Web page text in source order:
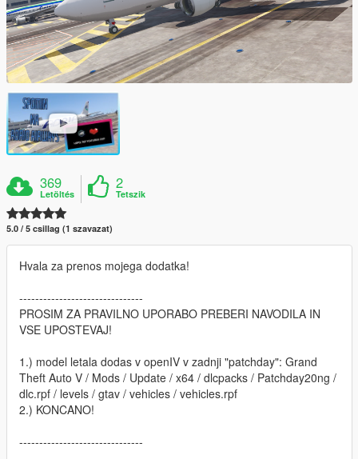
369
Letöltés
2
Tetszik
5.0 / 5 csillag (1 szavazat)
Hvala za prenos mojega dodatka!
-------------------------------
PROSIM ZA PRAVILNO UPORABO PREBERI NAVODILA IN
VSE UPOSTEVAJ!
1.) model letala dodas v openIV v zadnji "patchday": Grand
Theft Auto V / Mods / Update / x64 / dlcpacks / Patchday20ng /
dlc.rpf / levels / gtav / vehicles / vehicles.rpf
2.) KONCANO!
-------------------------------